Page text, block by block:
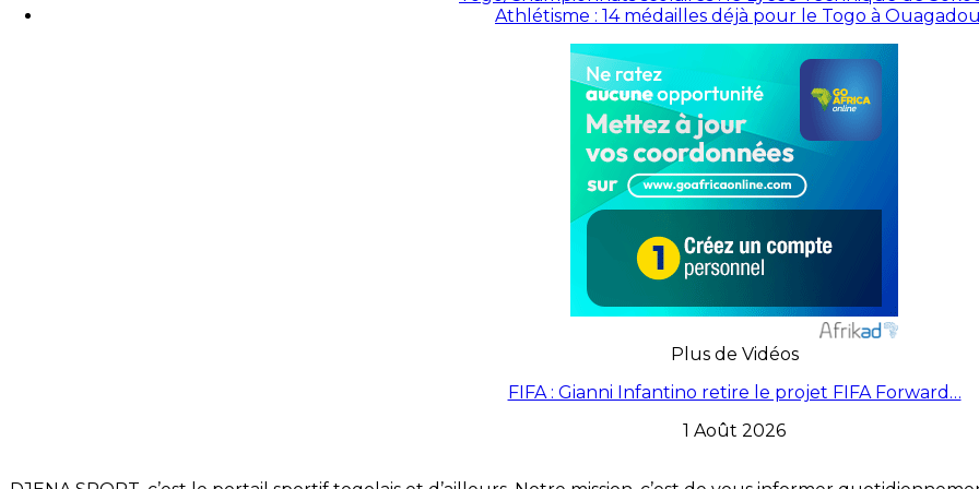
Athlétisme : 14 médailles déjà pour le Togo à
Plus de Vidéos
FIFA : Gianni Infantino retire le projet FIFA Forward…
1 Août 2026